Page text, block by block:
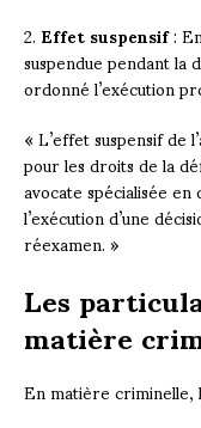
2.Effet suspensif:
suspendue pendant la
ordonné l’exécution
« L’effet suspensif de
pour les droits de la
avocate spécialisée
l’exécution d’une
réexamen. »
Les
matière
En matière criminelle,